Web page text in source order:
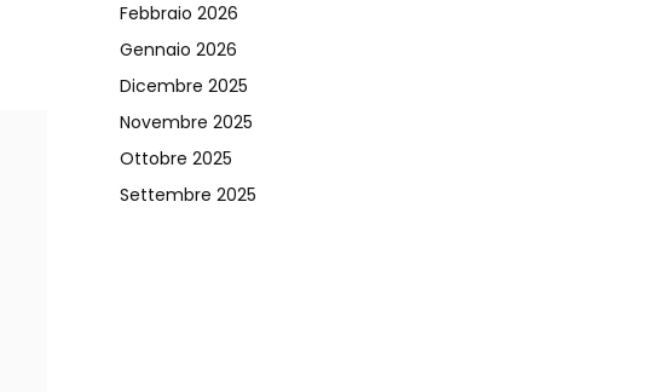
Febbraio 2026
Gennaio 2026
Dicembre 2025
Novembre 2025
Ottobre 2025
Settembre 2025